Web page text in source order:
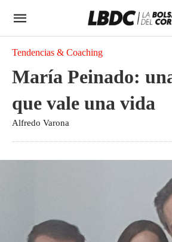
Tendencias & Coaching
María Peinado:
que vale una vida
Alfredo Varona